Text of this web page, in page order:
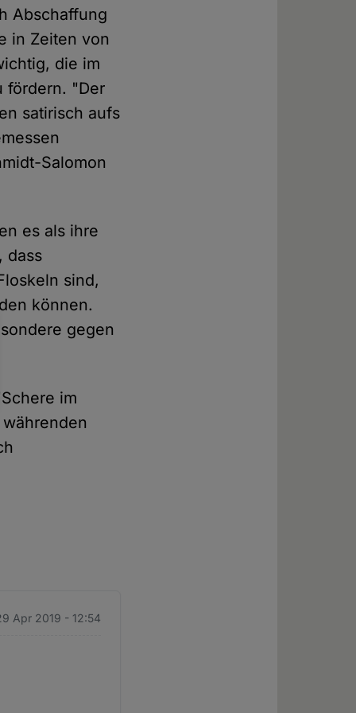
Abschaffung
in Zeiten von
die im
fördern. "Der
satirisch aufs
Salomon
es als ihre
dass
sind,
können.
gegen
im
Apr 2019 - 12:54